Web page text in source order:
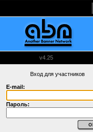
v4.25
Вход для участников
E-mail:
Пароль: